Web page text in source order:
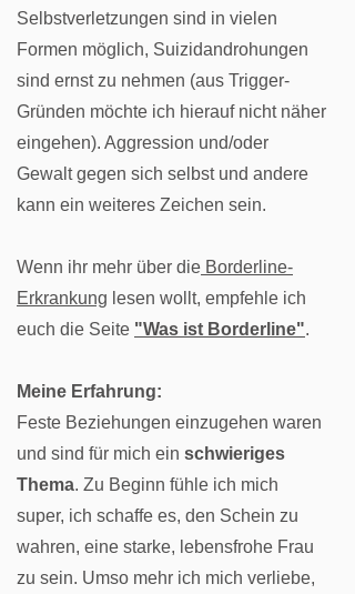
Selbstverletzungen sind in vielen
Formen möglich, Suizidandrohungen
sind ernst zu nehmen (aus Trigger-
Gründen möchte ich hierauf nicht näher
eingehen). Aggression und/oder
Gewalt gegen sich selbst und andere
kann ein weiteres Zeichen sein.
Wenn ihr mehr über die Borderline-
Erkrankung lesen wollt, empfehle ich
euch die Seite "Was ist Borderline".
Meine Erfahrung:
Feste Beziehungen einzugehen waren
und sind für mich ein schwieriges
Thema. Zu Beginn fühle ich mich
super, ich schaffe es, den Schein zu
wahren, eine starke, lebensfrohe Frau
zu sein. Umso mehr ich mich verliebe,